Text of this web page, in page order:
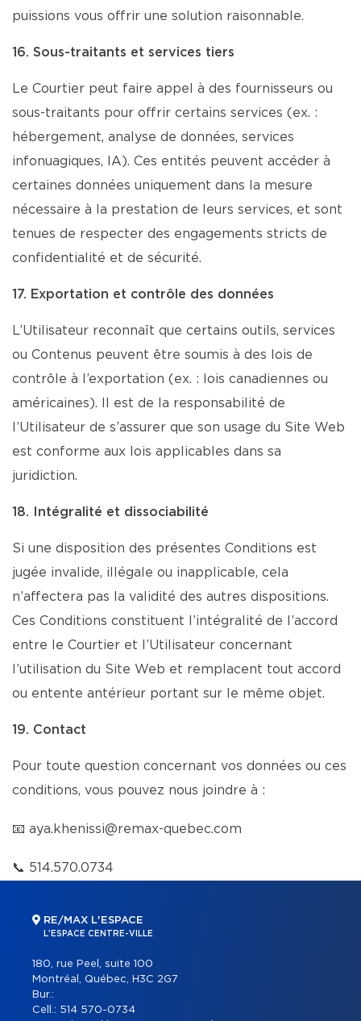
puissions vous offrir une solution raisonnable.
16. Sous-traitants et services tiers
Le Courtier peut faire appel à des fournisseurs ou
sous-traitants pour offrir certains services (ex. :
hébergement, analyse de données, services
infonuagiques, IA). Ces entités peuvent accéder à
certaines données uniquement dans la mesure
nécessaire à la prestation de leurs services, et sont
tenues de respecter des engagements stricts de
confidentialité et de sécurité.
17. Exportation et contrôle des données
L’Utilisateur reconnaît que certains outils, services
ou Contenus peuvent être soumis à des lois de
contrôle à l’exportation (ex. : lois canadiennes ou
américaines). Il est de la responsabilité de
l’Utilisateur de s’assurer que son usage du Site Web
est conforme aux lois applicables dans sa
juridiction.
18. Intégralité et dissociabilité
Si une disposition des présentes Conditions est
jugée invalide, illégale ou inapplicable, cela
n’affectera pas la validité des autres dispositions.
Ces Conditions constituent l’intégralité de l’accord
entre le Courtier et l’Utilisateur concernant
l’utilisation du Site Web et remplacent tout accord
ou entente antérieur portant sur le même objet.
19. Contact
Pour toute question concernant vos données ou ces
conditions, vous pouvez nous joindre à :
📧 aya.khenissi@remax-quebec.com
📞 514.570.0734
RE/MAX L'ESPACE
L'ESPACE CENTRE-VILLE
180, rue Peel, suite 100
Montréal, Québec, H3C 2G7
Bur.:
Cell.: 514 570-0734